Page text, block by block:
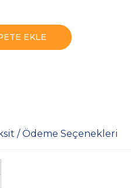
EKLE
/ Ödeme Seçenekleri